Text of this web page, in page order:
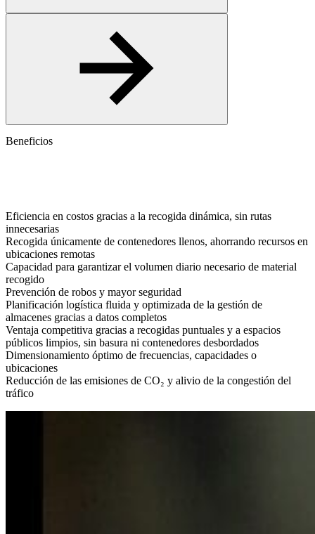
Beneficios
Eficiencia en costos gracias a la recogida dinámica, sin rutas
innecesarias
Recogida únicamente de contenedores llenos, ahorrando recursos en
ubicaciones remotas
Capacidad para garantizar el volumen diario necesario de material
recogido
Prevención de robos y mayor seguridad
Planificación logística fluida y optimizada de la gestión de
almacenes gracias a datos completos
Ventaja competitiva gracias a recogidas puntuales y a espacios
públicos limpios, sin basura ni contenedores desbordados
Dimensionamiento óptimo de frecuencias, capacidades o
ubicaciones
Reducción de las emisiones de CO₂ y alivio de la congestión del
tráfico